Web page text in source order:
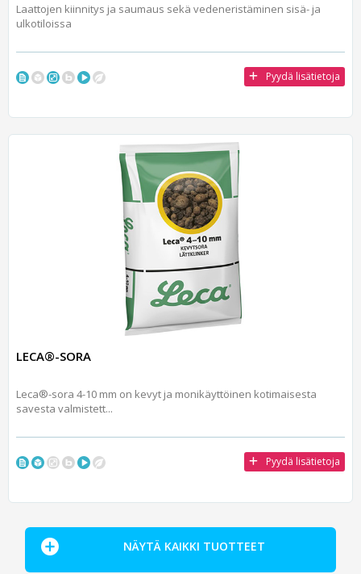
Laattojen kiinnitys ja saumaus sekä vedeneristäminen sisä- ja
ulkotiloissa
Pyydä lisätietoja
LECA®-SORA
Leca®-sora 4-10 mm on kevyt ja monikäyttöinen kotimaisesta
savesta valmistett...
Pyydä lisätietoja
NÄYTÄ KAIKKI TUOTTEET